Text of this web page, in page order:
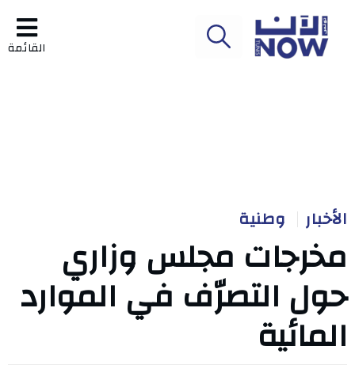
القائمة
الأخبار وطنية
مخرجات مجلس وزاري
حول التصرّف في الموارد
المائية